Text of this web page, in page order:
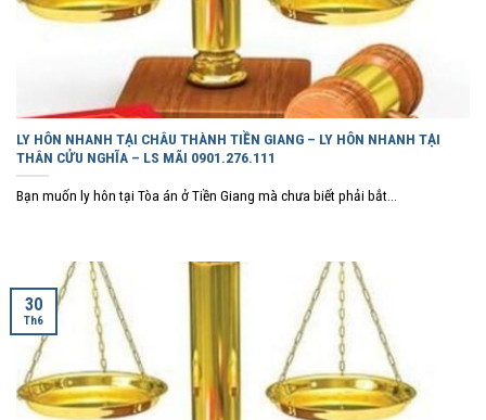
LY HÔN NHANH TẠI CHÂU THÀNH TIỀN GIANG – LY HÔN NHANH TẠI
THÂN CỬU NGHĨA – LS MÃI 0901.276.111
Bạn muốn ly hôn tại Tòa án ở Tiền Giang mà chưa biết phải bắt...
30
Th6